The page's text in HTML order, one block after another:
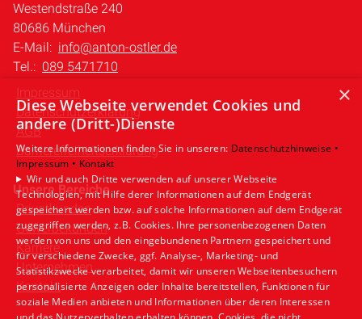
Westendstraße 240
80686 München
E-Mail: info@anton-ostler.de
Tel.: 089 5471710
Impressum
Datenschutzerklärung
AGB
Barrierefreiheitserklärung
Unsere Bereiche
Privatkunden
Gewerbekunden
Karriere
Unternehmen
Kontakt
×
Diese Webseite verwendet Cookies und
andere (Dritt-)Dienste
Weitere Informationen finden Sie in unseren: Datenschutzhinweise •
Impressum • Kontakt
Wir und auch Dritte verwenden auf unserer Webseite
Technologien, mit Hilfe derer Informationen auf dem Endgerät
gespeichert werden bzw. auf solche Informationen auf dem Endgerät
zugegriffen werden, z.B. Cookies. Ihre personenbezogenen Daten
werden von uns und den eingebundenen Partnern gespeichert und
für verschiedene Zwecke, ggf. Analyse-, Marketing- und
Statistikzwecke verarbeitet, damit wir unseren Webseitenbesuchern
personalisierte Anzeigen oder Inhalte bereitstellen, Funktionen für
soziale Medien anbieten und Informationen über deren Interessen